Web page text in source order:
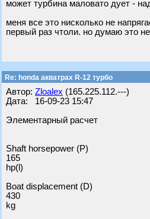
может турбина маловато дует -
меня все это нисколько не
первый раз чтоли. но думаю это
Re: honda акватрах R-12 турбо
Автор: Zloalex (165.225.112.---)
Дата: 16-09-23 15:47
Элементарный расчет
Shaft horsepower (P)
165
hp(l)
Boat displacement (D)
430
kg